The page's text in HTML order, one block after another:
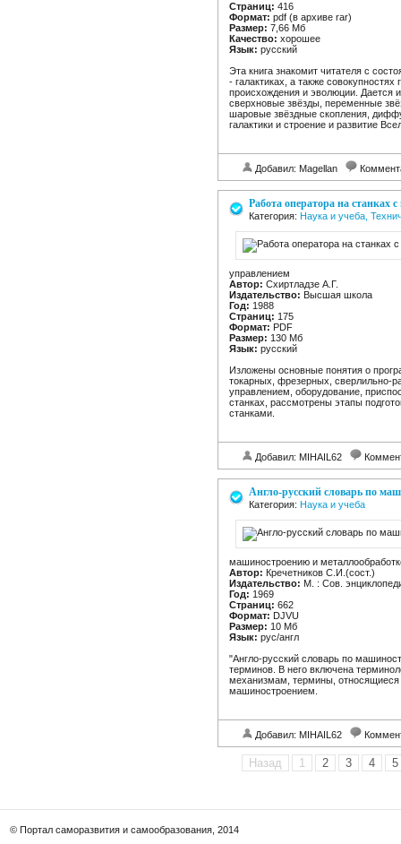
Страниц: 416
Формат: pdf (в архиве rar)
Размер: 7,66 Мб
Качество: хорошее
Язык: русский
Эта книга знакомит читателя с
- галактиках, а также
происхождения и эволюции.
сверхновые звёзды, переменные
шаровые звёздные скопления,
галактики и строение и развитие
Добавил: Magellan
Работа оператора на станках
Категория: Наука и учеба,
управлением
Автор: Схиртладзе А.Г.
Издательство: Высшая школа
Год: 1988
Страниц: 175
Формат: PDF
Размер: 130 Mб
Язык: русский
Изложены основные понятия о
токарных, фрезерных, сверлильно-
управлением, оборудование,
станках, рассмотрены этапы
станками.
Добавил: MIHAIL62
Англо-русский словарь по
Категория: Наука и учеба
машиностроению и
Автор: Кречетников С.И.(сост.)
Издательство: М. : Сов.
Год: 1969
Страниц: 662
Формат: DJVU
Размер: 10 Mб
Язык: рус/англ
"Англо-русский словарь по
терминов. В него включена
механизмам, термины, относящиеся
машиностроением.
Добавил: MIHAIL62
Назад 1 2 3 4 5
© Портал саморазвития и самообразования, 2014